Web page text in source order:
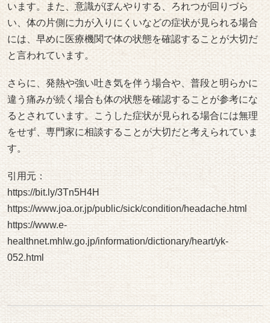
います。また、意識がぼんやりする、ろれつが回りづら
い、体の片側に力が入りにくいなどの症状が見られる場合
には、早めに医療機関で体の状態を確認することが大切だ
と言われています。
さらに、発熱や強い吐き気を伴う場合や、普段と明らかに
違う痛みが続く場合も体の状態を確認することが参考にな
るとされています。こうした症状が見られる場合には無理
をせず、専門家に相談することが大切だと考えられていま
す。
引用元：
https://bit.ly/3Tn5H4H
https://www.joa.or.jp/public/sick/condition/headache.html
https://www.e-
healthnet.mhlw.go.jp/information/dictionary/heart/yk-
052.html